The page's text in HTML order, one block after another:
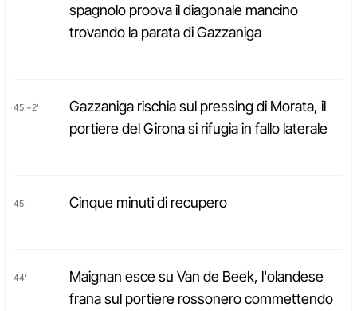
spagnolo proova il diagonale mancino
trovando la parata di Gazzaniga
45'+2'
Gazzaniga rischia sul pressing di Morata, il
portiere del Girona si rifugia in fallo laterale
45' Cinque minuti di recupero
44'
Maignan esce su Van de Beek, l'olandese
frana sul portiere rossonero commettendo